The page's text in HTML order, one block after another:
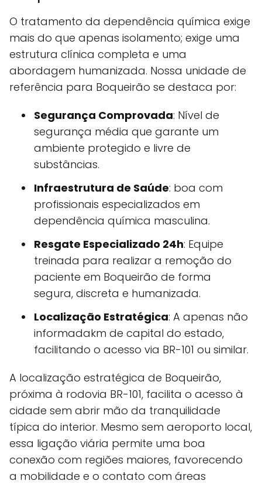
O tratamento da dependência química exige
mais do que apenas isolamento; exige uma
estrutura clínica completa e uma
abordagem humanizada. Nossa unidade de
referência para Boqueirão se destaca por:
Segurança Comprovada: Nível de
segurança média que garante um
ambiente protegido e livre de
substâncias.
Infraestrutura de Saúde: boa com
profissionais especializados em
dependência química masculina.
Resgate Especializado 24h: Equipe
treinada para realizar a remoção do
paciente em Boqueirão de forma
segura, discreta e humanizada.
Localização Estratégica: A apenas não
informadakm de capital do estado,
facilitando o acesso via BR-101 ou similar.
A localização estratégica de Boqueirão,
próxima à rodovia BR-101, facilita o acesso à
cidade sem abrir mão da tranquilidade
típica do interior. Mesmo sem aeroporto local,
essa ligação viária permite uma boa
conexão com regiões maiores, favorecendo
a mobilidade e o contato com áreas